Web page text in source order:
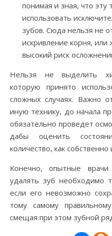
понимая и зная, что эту
использовать
зубов. Сюда нельзя не
искривление корня, или
высокий риск
Нельзя не выделить
которую принято
сложных случаях. Важно
иную технику, до начала
обязательно проведет
дабы оценить
количество, как
Конечно, опытные
удалять зуб необходимо
если его невозможно
тому самому
смещая при этом зубной